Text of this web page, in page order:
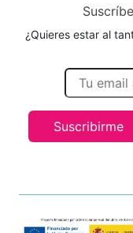
¿Quieres estar al
Suscribirme